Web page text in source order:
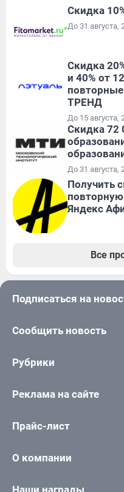
Скидка
До 31 августа,
Скидка
и 40% от
ТРЕНД
До 15 августа,
Скидка 72
До 31 августа,
Получить
Яндекс
Все
Подписаться на
Сообщить новость
Рубрики
Реклама на сайте
Прайс-лист
О компании